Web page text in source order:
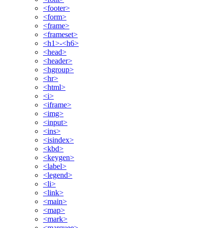
<footer>
<form>
<frame>
<frameset>
<h1>-<h6>
<head>
<header>
<hgroup>
<hr>
<html>
<i>
<iframe>
<img>
<input>
<ins>
<isindex>
<kbd>
<keygen>
<label>
<legend>
<li>
<link>
<main>
<map>
<mark>